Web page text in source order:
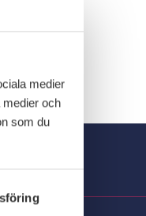
medier
medier och
som du